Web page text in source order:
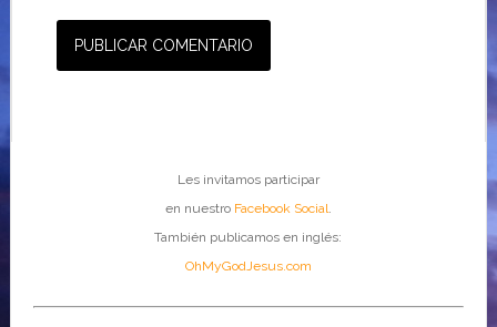
Les invitamos participar
en nuestro Facebook Social.
También publicamos en inglés:
OhMyGodJesus.com